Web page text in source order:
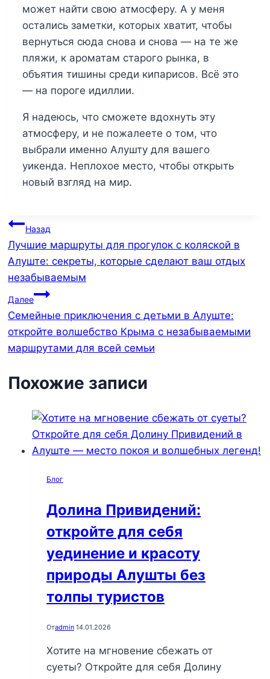
может найти свою атмосферу. А у меня
остались заметки, которых хватит, чтобы
вернуться сюда снова и снова — на те же
пляжи, к ароматам старого рынка, в
объятия тишины среди кипарисов. Всё это
— на пороге идиллии.
Я надеюсь, что сможете вдохнуть эту
атмосферу, и не пожалеете о том, что
выбрали именно Алушту для вашего
уикенда. Неплохое место, чтобы открыть
новый взгляд на мир.
Навигация
по
записям
Назад
Лучшие маршруты для прогулок с коляской в
Алуште: секреты, которые сделают ваш отдых
незабываемым
Далее
Семейные приключения с детьми в Алуште:
откройте волшебство Крыма с незабываемыми
маршрутами для всей семьи
Похожие записи
Блог
Долина Привидений:
откройте для себя
уединение и красоту
природы Алушты без
толпы туристов
Отadmin 14.01.2026
Хотите на мгновение сбежать от
суеты? Откройте для себя Долину